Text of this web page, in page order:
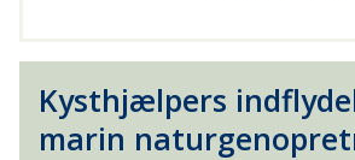
Kysthjælpers
marin